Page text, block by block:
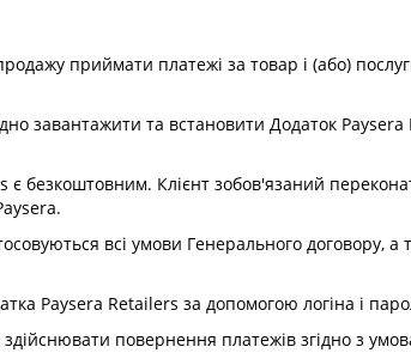
приймати платежі за товар і (або)
завантажити та встановити Додаток
безкоштовним. Клієнт зобов'язаний
всі умови Генерального договору, а
Paysera Retailers за допомогою логіна і
повернення платежів згідно з